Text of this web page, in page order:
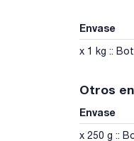
Envase
x 1 kg ::
Otros
Envase
x 250 g ::